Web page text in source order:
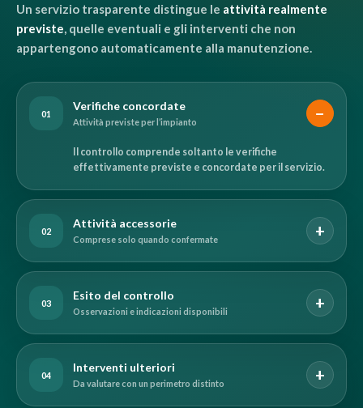
Un servizio trasparente distingue le attività realmente
previste, quelle eventuali e gli interventi che non
appartengono automaticamente alla manutenzione.
01
Verifiche concordate
Attività previste per l’impianto
Il controllo comprende soltanto le verifiche
effettivamente previste e concordate per il servizio.
02
Attività accessorie
Comprese solo quando confermate
03
Esito del controllo
Osservazioni e indicazioni disponibili
04
Interventi ulteriori
Da valutare con un perimetro distinto